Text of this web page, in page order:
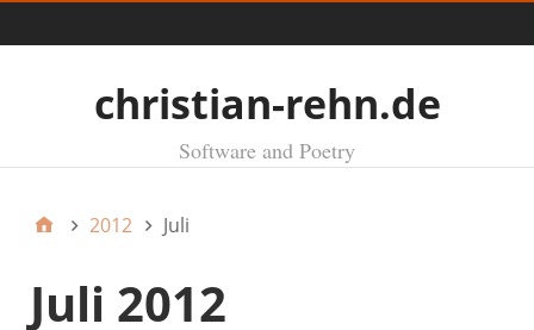
christian-rehn.de
Software and Poetry
2012 Juli
Juli 2012